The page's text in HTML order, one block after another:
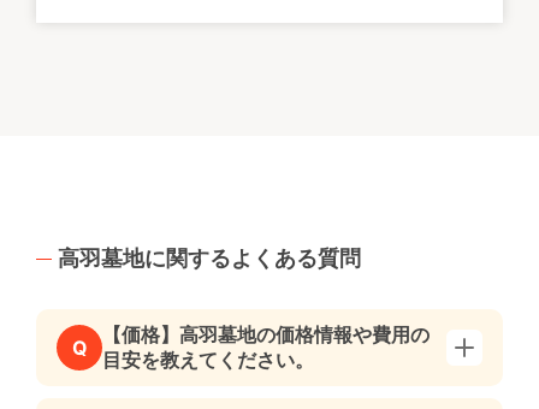
高羽墓地に関するよくある質問
Q
【価格】高羽墓地の価格情報や費用の
目安を教えてください。